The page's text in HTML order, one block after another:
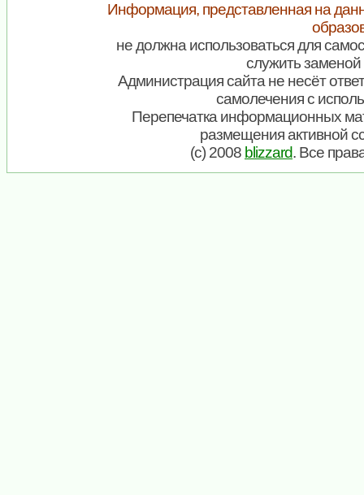
Информация, представленная на
не должна использоваться для
служить заменой
Администрация сайта не несёт
самолечения с
Перепечатка информационных
размещения активной
(c) 2008 blizzard. Все